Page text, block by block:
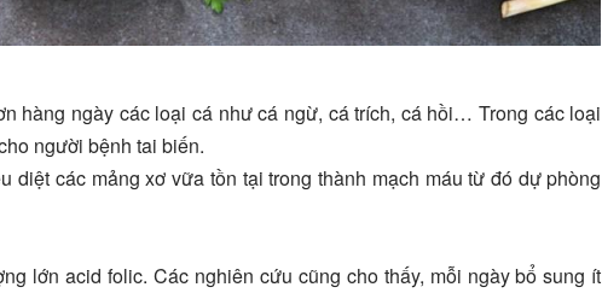
hàng ngày các loại cá như cá ngừ, cá trích, cá hồi… Trong các loại
người bệnh tai biến.
các mảng xơ vữa tồn tại trong thành mạch máu từ đó dự phòng
lớn acid folic. Các nghiên cứu cũng cho thấy, mỗi ngày bổ sung ít